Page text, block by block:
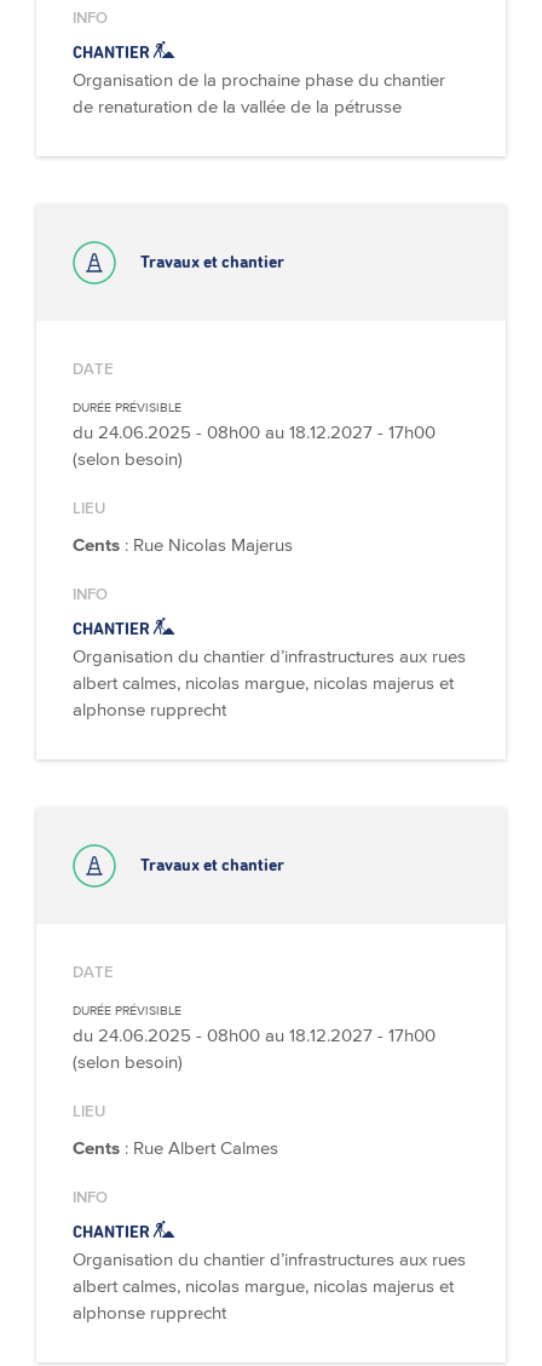
INFO
CHANTIER
Organisation de la prochaine phase du chantier
de renaturation de la vallée de la pétrusse
Travaux et chantier
DATE
DURÉE PRÉVISIBLE
du 24.06.2025 - 08h00 au 18.12.2027 - 17h00
(selon besoin)
LIEU
Cents : Rue Nicolas Majerus
INFO
CHANTIER
Organisation du chantier d’infrastructures aux rues
albert calmes, nicolas margue, nicolas majerus et
alphonse rupprecht
Travaux et chantier
DATE
DURÉE PRÉVISIBLE
du 24.06.2025 - 08h00 au 18.12.2027 - 17h00
(selon besoin)
LIEU
Cents : Rue Albert Calmes
INFO
CHANTIER
Organisation du chantier d’infrastructures aux rues
albert calmes, nicolas margue, nicolas majerus et
alphonse rupprecht